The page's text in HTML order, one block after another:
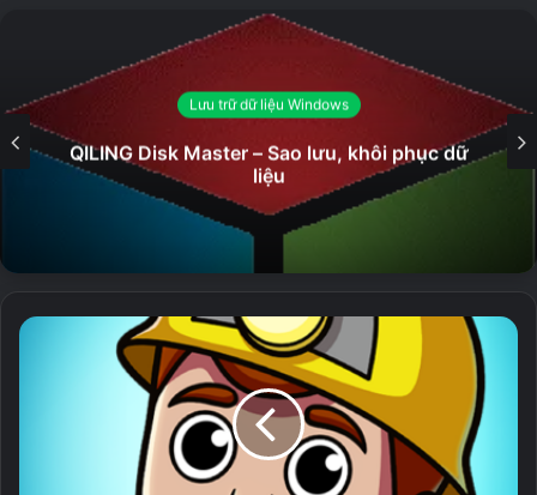
Download ver 2023
Lưu trữ dữ liệu Windows
QILING Disk Master – Sao lưu, khôi phục dữ
liệu